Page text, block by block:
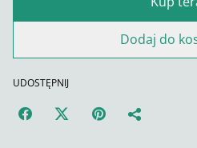
Dodaj do
UDOSTĘPNIJ